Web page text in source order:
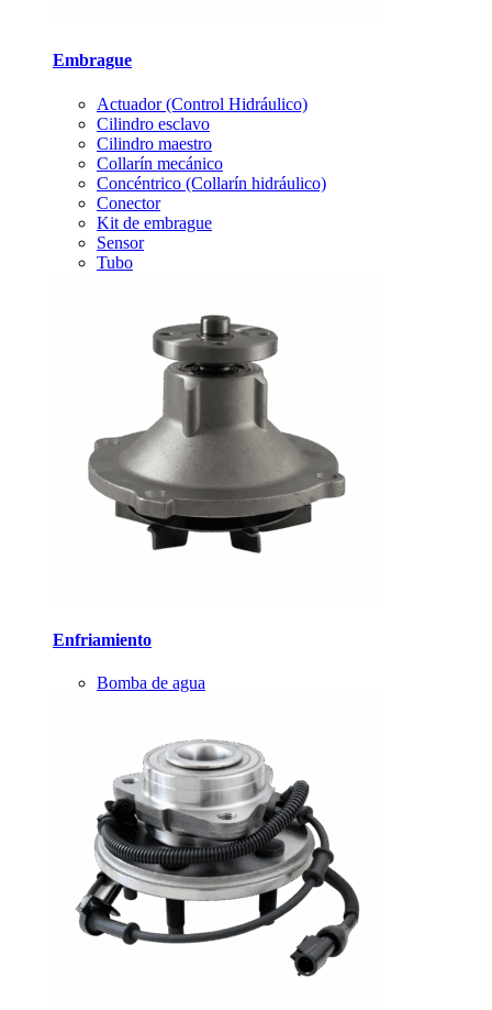
Embrague
Actuador (Control Hidráulico)
Cilindro esclavo
Cilindro maestro
Collarín mecánico
Concéntrico (Collarín hidráulico)
Conector
Kit de embrague
Sensor
Tubo
Enfriamiento
Bomba de agua